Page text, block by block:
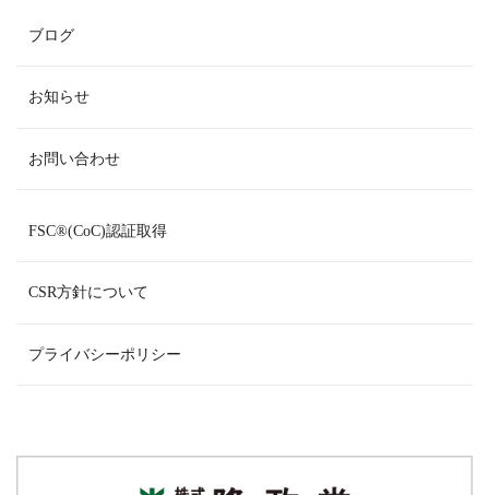
ブログ
お知らせ
お問い合わせ
FSC®(CoC)認証取得
CSR方針について
プライバシーポリシー